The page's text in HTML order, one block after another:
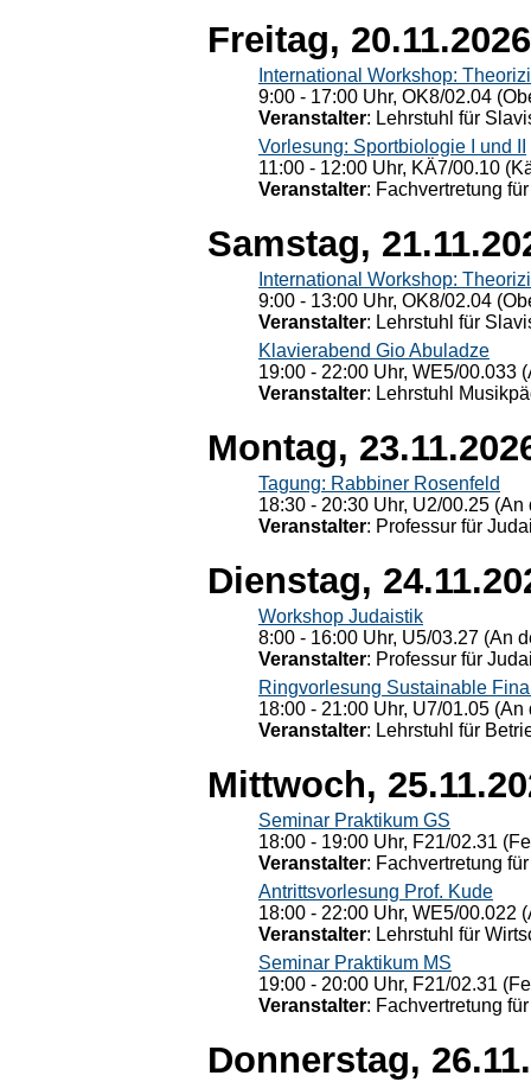
Freitag, 20.11.2026
International Workshop:
9:00 - 17:00 Uhr, OK8/02.04
Veranstalter: Lehrstuhl für
Vorlesung: Sportbiologie I und II
11:00 - 12:00 Uhr, KÄ7/00.10
Veranstalter: Fachvertretung
Samstag,
International Workshop:
9:00 - 13:00 Uhr, OK8/02.04
Veranstalter: Lehrstuhl für
Klavierabend Gio Abuladze
19:00 - 22:00 Uhr, WE5/00.033
Veranstalter: Lehrstuhl
Montag,
Tagung: Rabbiner Rosenfeld
18:30 - 20:30 Uhr, U2/00.25
Veranstalter: Professur für
Dienstag,
Workshop Judaistik
8:00 - 16:00 Uhr, U5/03.27 (An
Veranstalter: Professur für
Ringvorlesung Sustainable
18:00 - 21:00 Uhr, U7/01.05
Veranstalter: Lehrstuhl für
Mittwoch,
Seminar Praktikum GS
18:00 - 19:00 Uhr, F21/02.31
Veranstalter: Fachvertretung
Antrittsvorlesung Prof. Kude
18:00 - 22:00 Uhr, WE5/00.022
Veranstalter: Lehrstuhl für
Seminar Praktikum MS
19:00 - 20:00 Uhr, F21/02.31
Veranstalter: Fachvertretung
Donnerstag,